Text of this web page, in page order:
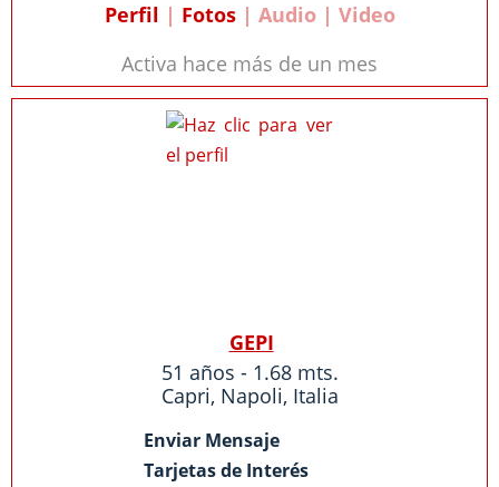
Perfil | Fotos| Audio | Video
Activa hace más de un mes
GEPI
51 años - 1.68 mts.
Capri, Napoli, Italia
Enviar Mensaje
Tarjetas de Interés